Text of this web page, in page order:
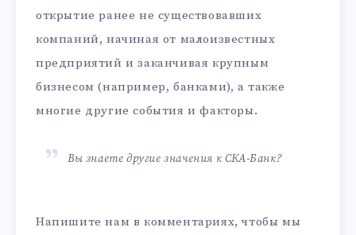
открытие ранее не существовавших
компаний, начиная от малоизвестных
предприятий и заканчивая крупным
бизнесом (например, банками), а также
многие другие события и факторы.
Вы знаете другие значения к СКА-Банк?
Напишите нам в комментариях, чтобы мы